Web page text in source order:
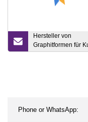
Hersteller von
Graphitformen für
Edelmetalle,